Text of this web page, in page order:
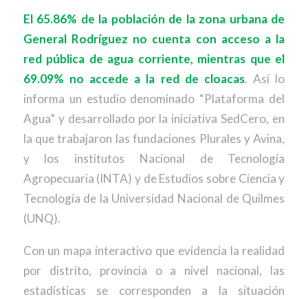
El 65.86% de la población de la zona urbana de
General Rodríguez no cuenta con acceso a la
red pública de agua corriente, mientras que el
69.09% no accede a la red de cloacas. Así lo
informa un estudio denominado “Plataforma del
Agua” y desarrollado por la iniciativa SedCero, en
la que trabajaron las fundaciones Plurales y Avina,
y los institutos Nacional de Tecnología
Agropecuaria (INTA) y de Estudios sobre Ciencia y
Tecnología de la Universidad Nacional de Quilmes
(UNQ).
Con un mapa interactivo que evidencia la realidad
por distrito, provincia o a nivel nacional, las
estadísticas se corresponden a la situación